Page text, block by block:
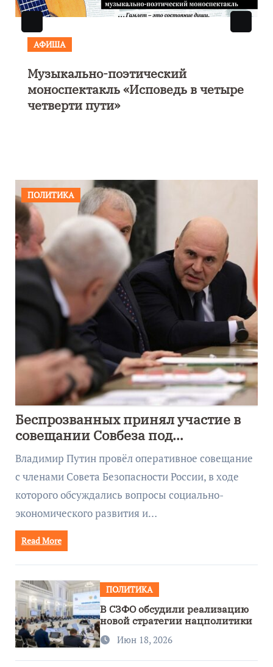
АФИША
Николай Патрушев поддержал
проведение в Калининграде
морского фестиваля «Открытое
ПОЛИТИКА
Беспрозванных принял участие в
совещании Совбеза под
руководством Путина
Владимир Путин провёл оперативное совещание
с членами Совета Безопасности России, в ходе
которого обсуждались вопросы социально-
экономического развития и…
Read More
ПОЛИТИКА
В СЗФО обсудили реализацию
новой стратегии нацполитики
Июн 18, 2026